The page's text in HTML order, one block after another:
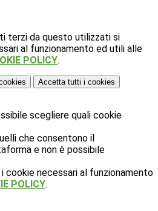
terzi da questo utilizzati si
al funzionamento ed utili alle
POLICY.
Accetta tutti i cookies
scegliere quali cookie
che consentono il
e non è possibile
cookie necessari al funzionamento
POLICY.